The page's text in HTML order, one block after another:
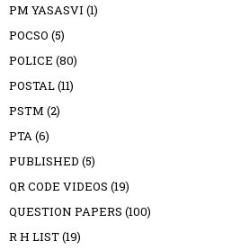
PM YASASVI (1)
POCSO (5)
POLICE (80)
POSTAL(11)
PSTM (2)
PTA(6)
PUBLISHED (5)
QR CODE VIDEOS (19)
QUESTION PAPERS (100)
R H LIST(19)